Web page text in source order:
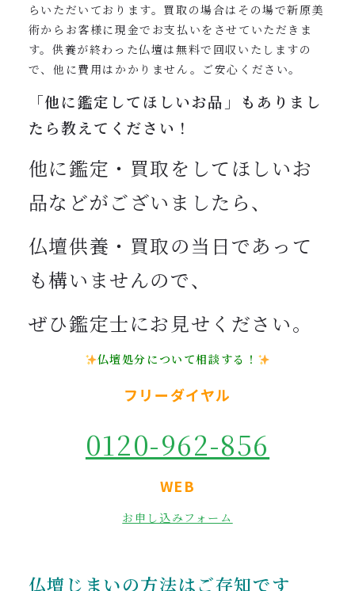
らいただいております。買取の場合はその場で新原美
術からお客様に現金でお支払いをさせていただきま
す。供養が終わった仏壇は無料で回収いたしますの
で、他に費用はかかりません。ご安心ください。
「他に鑑定してほしいお品」も ありまし
たら教えてください！
他に鑑定・買取をしてほしいお
品などがございましたら、
仏壇供養・買取の当日であって
も構いませんので、
ぜひ鑑定士にお見せください。
仏壇処分について相談する！
フリーダイヤル
0120-962-856
WEB
お申し込みフォーム
仏壇じまいの方法はご存知です